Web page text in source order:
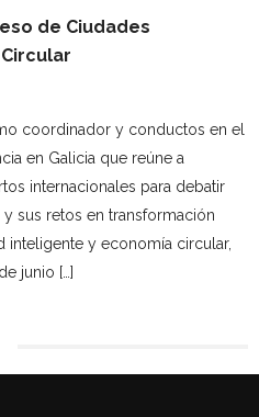
de Ciudades
coordinador y conductos en el
en Galicia que reúne a
internacionales para debatir
sus retos en transformación
inteligente y economía circular,
junio […]